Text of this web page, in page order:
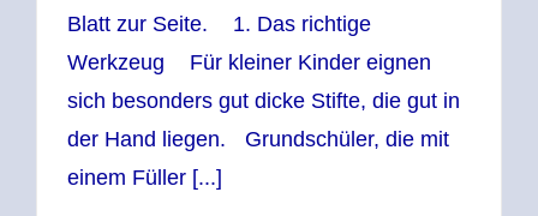
Blatt zur Seite. 1. Das richtige
Werkzeug Für kleiner Kinder eignen
sich besonders gut dicke Stifte, die gut in
der Hand liegen. Grundschüler, die mit
einem Füller [...]